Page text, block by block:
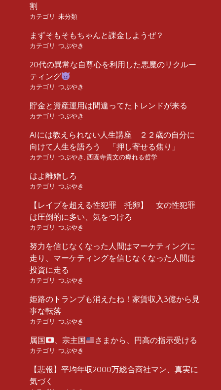
割
カテゴリ: 未分類
まずそもそもちゃんと課金しようぜ？
カテゴリ: つぶやき
20代の異常な自尊心を利用した悪魔のリクルー
ティング
カテゴリ: つぶやき
貯金と資産運用は間違ってたトレンドが来る
カテゴリ: つぶやき
AIには教えられない人生講座 ２２歳の自分に
向けて人生を語ろう 「押し寄せる焦り」
カテゴリ: つぶやき , 西園寺貴文の痺れる哲学
はよ離婚しろ
カテゴリ: つぶやき
【レイプを超える性犯罪 托卵】 女の性犯罪
は圧倒的に多い、気をつけろ
カテゴリ: つぶやき
努力を信じなくなった人間はマーケティングに
走り、マーケティングを信じなくなった人間は
投資に走る
カテゴリ: つぶやき
姫路のトランプも消えたね！家賃収入3億から見
事な転落
カテゴリ: つぶやき
属国 、宗主国 さまから、円高の指示受ける
カテゴリ: つぶやき
【悲報】平均年収2000万総合商社マン、真実に
気づく